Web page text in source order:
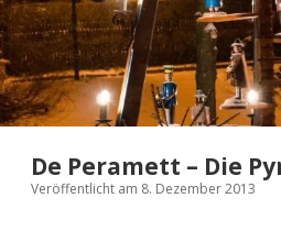
De Peramett – Die
Veröffentlicht am 8. Dezember 2013